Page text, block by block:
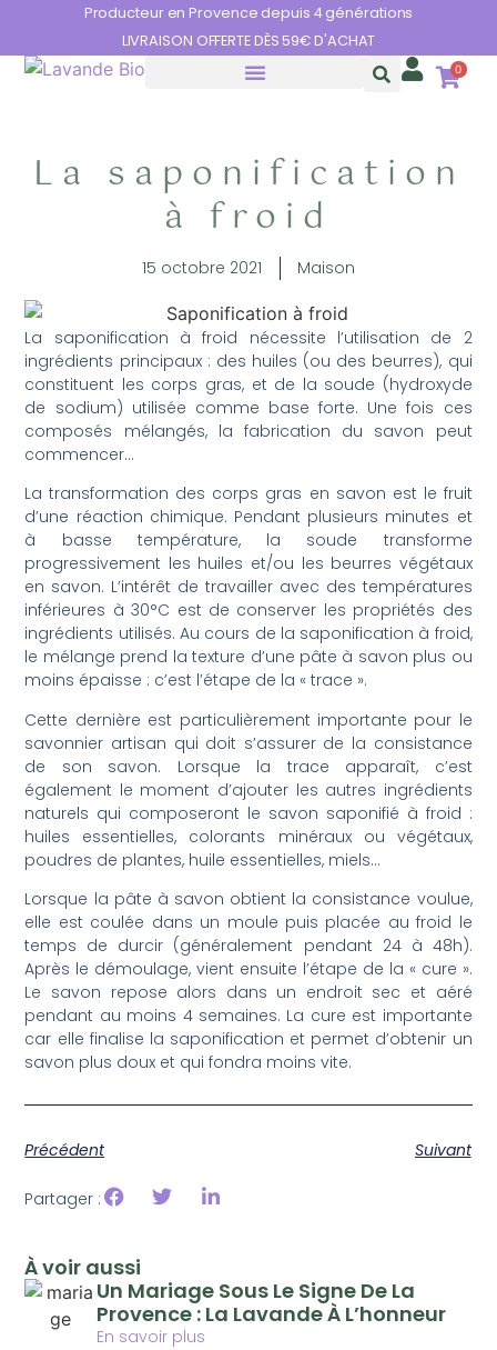
Producteur en Provence depuis 4 générations
LIVRAISON OFFERTE DÈS 59€ D'ACHAT
0
La saponification
à froid
15 octobre 2021 Maison
La saponification à froid nécessite l’utilisation de 2
ingrédients principaux : des huiles (ou des beurres), qui
constituent les corps gras, et de la soude (hydroxyde
de sodium) utilisée comme base forte. Une fois ces
composés mélangés, la fabrication du savon peut
commencer…
La transformation des corps gras en savon est le fruit
d’une réaction chimique. Pendant plusieurs minutes et
à basse température, la soude transforme
progressivement les huiles et/ou les beurres végétaux
en savon. L’intérêt de travailler avec des températures
inférieures à 30°C est de conserver les propriétés des
ingrédients utilisés. Au cours de la saponification à froid,
le mélange prend la texture d’une pâte à savon plus ou
moins épaisse : c’est l’étape de la « trace ».
Cette dernière est particulièrement importante pour le
savonnier artisan qui doit s’assurer de la consistance
de son savon. Lorsque la trace apparaît, c’est
également le moment d’ajouter les autres ingrédients
naturels qui composeront le savon saponifié à froid :
huiles essentielles, colorants minéraux ou végétaux,
poudres de plantes, huile essentielles, miels…
Lorsque la pâte à savon obtient la consistance voulue,
elle est coulée dans un moule puis placée au froid le
temps de durcir (généralement pendant 24 à 48h).
Après le démoulage, vient ensuite l’étape de la « cure ».
Le savon repose alors dans un endroit sec et aéré
pendant au moins 4 semaines. La cure est importante
car elle finalise la saponification et permet d’obtenir un
savon plus doux et qui fondra moins vite.
Précédent Suivant
Partager :
À voir aussi
Un Mariage Sous Le Signe De La
Provence : La Lavande À L’honneur
En savoir plus
Panneau de gestion des cookies